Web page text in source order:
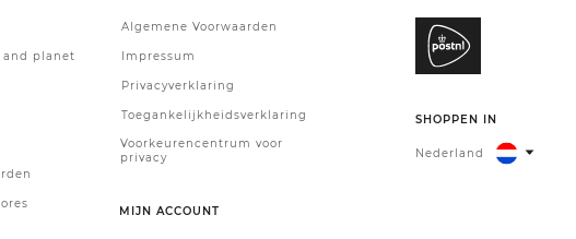
and planet
Algemene Voorwaarden
Impressum
Privacyverklaring
Toegankelijkheidsverklaring
Voorkeurencentrum voor
privacy
MIJN ACCOUNT
SHOPPEN IN
Nederland